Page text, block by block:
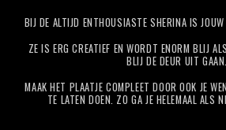
BIJ DE ALTIJD ENTHOUSIASTE SHERINA IS JOUW
ZE IS ERG CREATIEF EN WORDT ENORM BLIJ
BLIJ DE DEUR UIT GAAN.
MAAK HET PLAATJE COMPLEET DOOR OOK JE
TE LATEN DOEN. ZO GA JE HELEMAAL ALS